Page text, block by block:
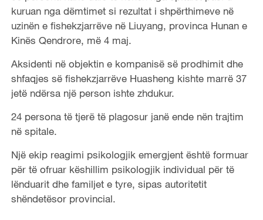
kuruan nga dëmtimet si rezultat i shpërthimeve në
uzinën e fishekzjarrëve në Liuyang, provinca Hunan e
Kinës Qendrore, më 4 maj.
Aksidenti në objektin e kompanisë së prodhimit dhe
shfaqjes së fishekzjarrëve Huasheng kishte marrë 37
jetë ndërsa një person ishte zhdukur.
24 persona të tjerë të plagosur janë ende nën trajtim
në spitale.
Një ekip reagimi psikologjik emergjent është formuar
për të ofruar këshillim psikologjik individual për të
lënduarit dhe familjet e tyre, sipas autoritetit
shëndetësor provincial.